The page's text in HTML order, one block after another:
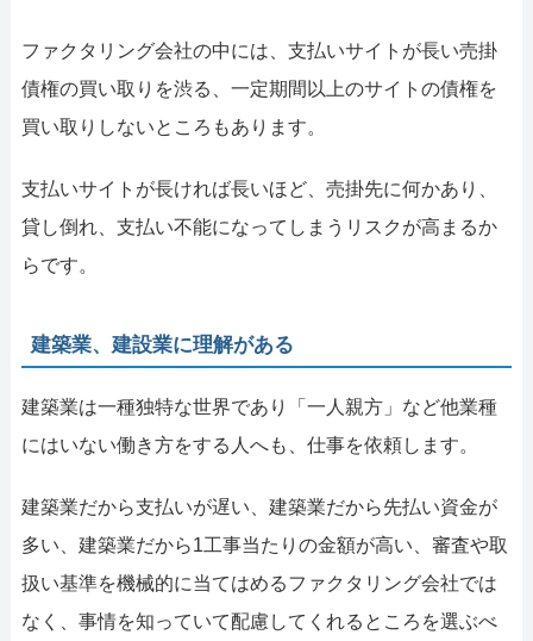
ファクタリング会社の中には、支払いサイトが長い売掛
債権の買い取りを渋る、一定期間以上のサイトの債権を
買い取りしないところもあります。
支払いサイトが長ければ長いほど、売掛先に何かあり、
貸し倒れ、支払い不能になってしまうリスクが高まるか
らです。
建築業、建設業に理解がある
建築業は一種独特な世界であり「一人親方」など他業種
にはいない働き方をする人へも、仕事を依頼します。
建築業だから支払いが遅い、建築業だから先払い資金が
多い、建築業だから1工事当たりの金額が高い、審査や取
扱い基準を機械的に当てはめるファクタリング会社では
なく、事情を知っていて配慮してくれるところを選ぶべ